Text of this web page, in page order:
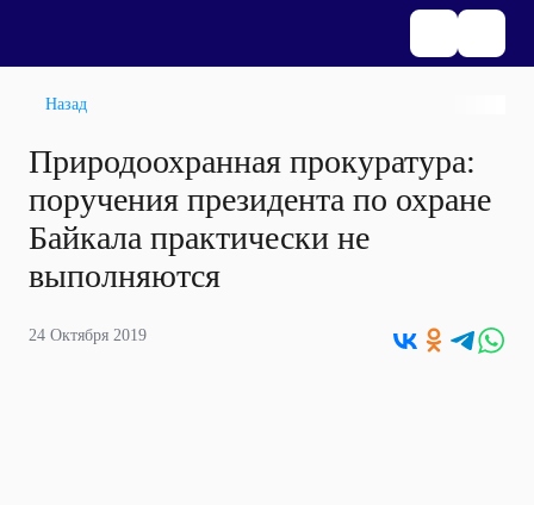
Назад
Природоохранная прокуратура:
поручения президента по охране
Байкала практически не
выполняются
24 Октября 2019